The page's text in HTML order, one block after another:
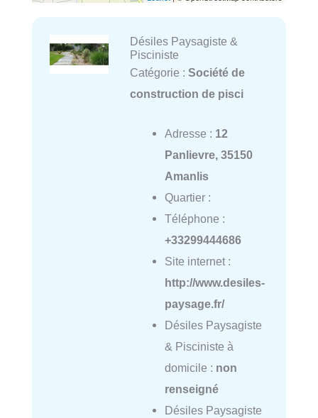
Désiles Paysagiste &
Pisciniste
Catégorie : Société de
construction de pisci
Adresse : 12
Panlievre, 35150
Amanlis
Quartier :
Téléphone :
+33299444686
Site internet :
http://www.desiles-
paysage.fr/
Désiles Paysagiste
& Pisciniste à
domicile : non
renseigné
Désiles Paysagiste